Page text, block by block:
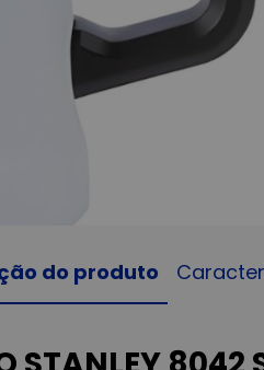
do produto